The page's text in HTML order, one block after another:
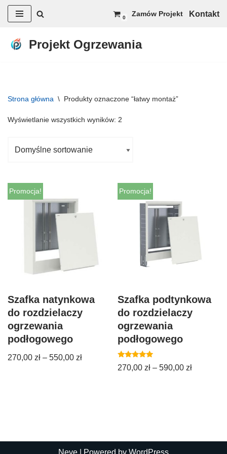
do
0 Zamów Projekt Kontakt
Projekt Ogrzewania
Strona główna \ Produkty oznaczone “łatwy montaż”
Wyświetlanie wszystkich wyników: 2
Promocja!
Szafka natynkowa
do rozdzielaczy
ogrzewania
podłogowego
270,00 zł – 550,00 zł
Promocja!
Szafka podtynkowa
do rozdzielaczy
ogrzewania
podłogowego
Oceniono
5.00
270,00zł – 590,00zł
Neve | Powered by WordPress